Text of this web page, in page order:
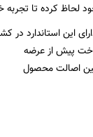
لحاظ کرده تا
پیش از عرضه
اصالت محصول